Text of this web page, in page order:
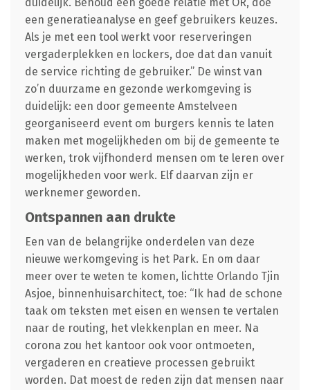
een generatieanalyse en geef gebruikers keuzes.
Als je met een tool werkt voor reserveringen
vergaderplekken en lockers, doe dat dan vanuit
de service richting de gebruiker.” De winst van
zo’n duurzame en gezonde werkomgeving is
duidelijk: een door gemeente Amstelveen
georganiseerd event om burgers kennis te laten
maken met mogelijkheden om bij de gemeente te
werken, trok vijfhonderd mensen om te leren over
mogelijkheden voor werk. Elf daarvan zijn er
werknemer geworden.
Ontspannen aan drukte
Een van de belangrijke onderdelen van deze
nieuwe werkomgeving is het Park. En om daar
meer over te weten te komen, lichtte Orlando Tjin
Asjoe, binnenhuisarchitect, toe: “Ik had de schone
taak om teksten met eisen en wensen te vertalen
naar de routing, het vlekkenplan en meer. Na
corona zou het kantoor ook voor ontmoeten,
vergaderen en creatieve processen gebruikt
worden. Dat moest de reden zijn dat mensen naar